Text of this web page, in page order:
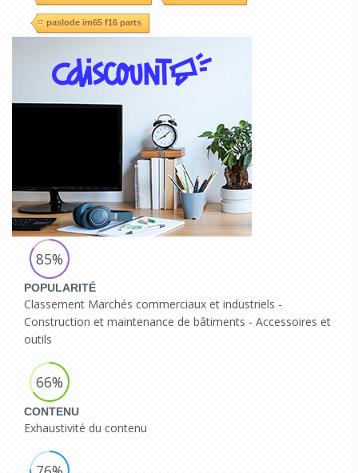
paslode im65 f16 parts
85%
POPULARITÉ
Classement Marchés commerciaux et industriels -
Construction et maintenance de bâtiments - Accessoires et
outils
66%
CONTENU
Exhaustivité du contenu